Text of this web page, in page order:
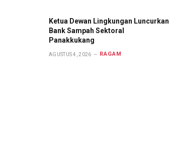
Ketua Dewan Lingkungan Luncurkan
Bank Sampah Sektoral
Panakkukang
AGUSTUS 4, 2026 RAGAM